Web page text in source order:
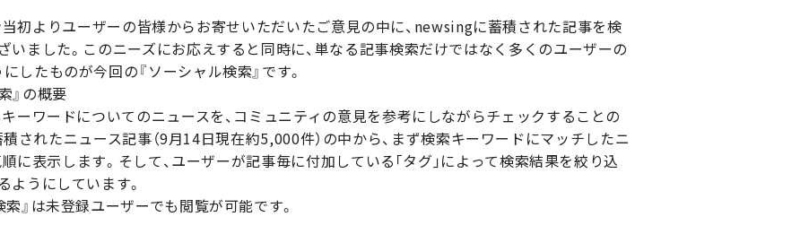
初よりユーザーの皆様からお寄せいただいたご意見の中に、newsingに蓄積された記事を検
いました。このニーズにお応えすると同時に、単なる記事検索だけではなく多くのユーザーの
したものが今回の『ソーシャル検索』です。
』の概要
キーワードについてのニュースを、コミュニティの意見を参考にしながらチェックすることの
されたニュース記事（9月14日現在約5,000件）の中から、まず検索キーワードにマッチしたニ
に表示します。そして、ユーザーが記事毎に付加している｢タグ｣によって検索結果を絞り込
ようにしています。
』は未登録ユーザーでも閲覧が可能です。